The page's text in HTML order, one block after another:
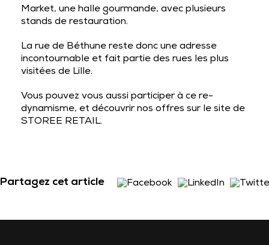
Market, une halle gourmande, avec plusieurs
stands de restauration.
La rue de Béthune reste donc une adresse
incontournable et fait partie des rues les plus
visitées de Lille.
Vous pouvez vous aussi participer à ce re-
dynamisme, et découvrir nos offres sur le site de
STOREE RETAIL.
Partagez cet article